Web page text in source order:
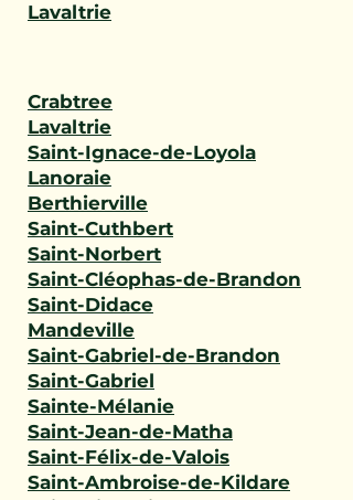
Lavaltrie
Crabtree
Lavaltrie
Saint-Ignace-de-Loyola
Lanoraie
Berthierville
Saint-Cuthbert
Saint-Norbert
Saint-Cléophas-de-Brandon
Saint-Didace
Mandeville
Saint-Gabriel-de-Brandon
Saint-Gabriel
Sainte-Mélanie
Saint-Jean-de-Matha
Saint-Félix-de-Valois
Saint-Ambroise-de-Kildare